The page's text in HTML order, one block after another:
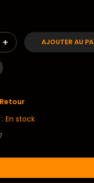
+ AJOUTER AU
En stock